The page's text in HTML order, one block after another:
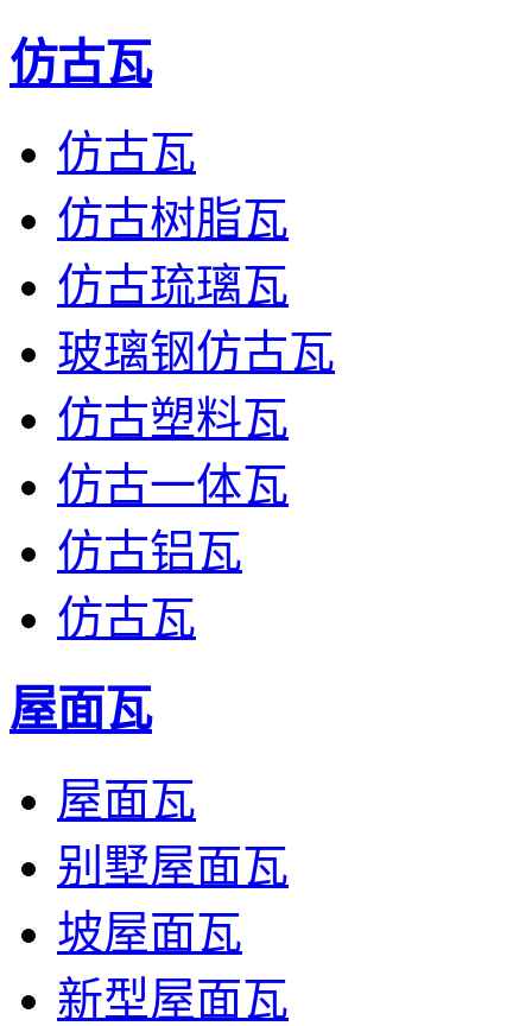
仿古瓦
仿古瓦
仿古树脂瓦
仿古琉璃瓦
玻璃钢仿古瓦
仿古塑料瓦
仿古一体瓦
仿古铝瓦
仿古瓦
屋面瓦
屋面瓦
别墅屋面瓦
坡屋面瓦
新型屋面瓦